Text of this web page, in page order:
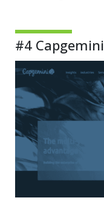
#4 Capgemini